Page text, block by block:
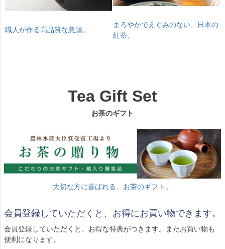
職人が作る高品質な急須。
まろやかでえぐみのない、日本の
紅茶。
Tea Gift Set
お茶のギフト
大切な方に喜ばれる、お茶のギフト。
会員登録していただくと、お得にお買い物できます。
会員登録していただくと、お得な特典がつきます。またお買い物も
便利になります。